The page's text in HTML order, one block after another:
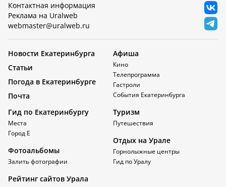
Контактная информация
Реклама на Uralweb
webmaster@uralweb.ru
Новости Екатеринбурга
Статьи
Погода в Екатеринбурге
Почта
Афиша
Кино
Телепрограмма
Гастроли
События Екатеринбурга
Гид по Екатеринбургу
Места
Город Е
Фотоальбомы
Залить фотографии
Туризм
Путешествия
Отдых на Урале
Горнолыжные центры
Гид по Уралу
Рейтинг сайтов Урала